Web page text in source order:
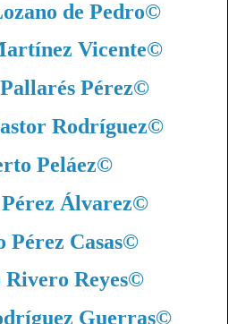
de Pedro©
Vicente©
Pérez©
Rodríguez©
Peláez©
Álvarez©
Pérez Casas©
Reyes©
Guerras©